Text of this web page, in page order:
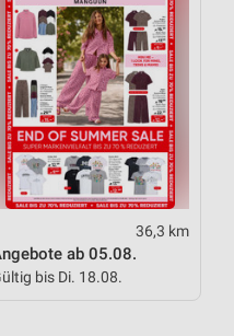
36,3 km
ab 05.08.
bis Di. 18.08.